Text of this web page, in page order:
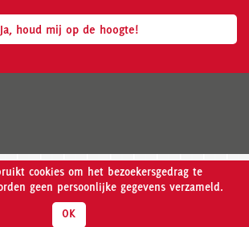
cookies om het bezoekersgedrag te
geen persoonlijke gegevens verzameld.
OK
over Wooncollectief Madelief?
Ja, houd mij op de hoogte!